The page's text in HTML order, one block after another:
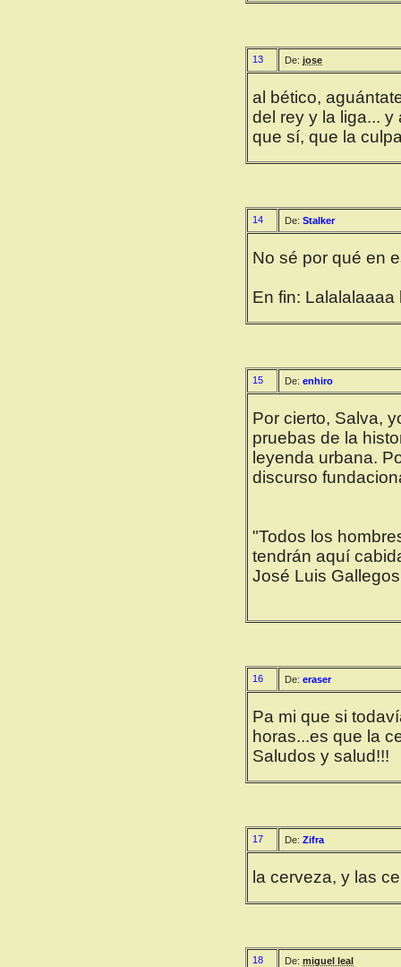
13 De: jose
al bético,
del rey y la liga...
que sí, que la
14 De: Stalker
No sé por qué en
En fin:
15 De: enhiro
Por cierto, Salva,
pruebas de la
leyenda urbana.
discurso
"Todos los
tendrán aquí
José Luis
16 De: eraser
Pa mi que si
horas...es que la
Saludos y salud!!!
17 De: Zifra
la cerveza, y las
18 De: miguel leal